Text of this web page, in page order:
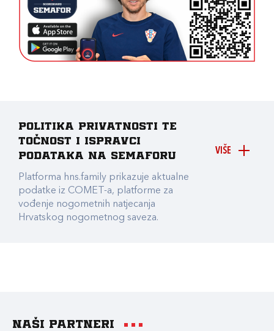
VIŠE
Politika privatnosti te
točnost i ispravci
podataka na Semaforu
Platforma hns.family prikazuje aktualne
podatke iz COMET-a, platforme za
vođenje nogometnih natjecanja
Hrvatskog nogometnog saveza.
Naši partneri